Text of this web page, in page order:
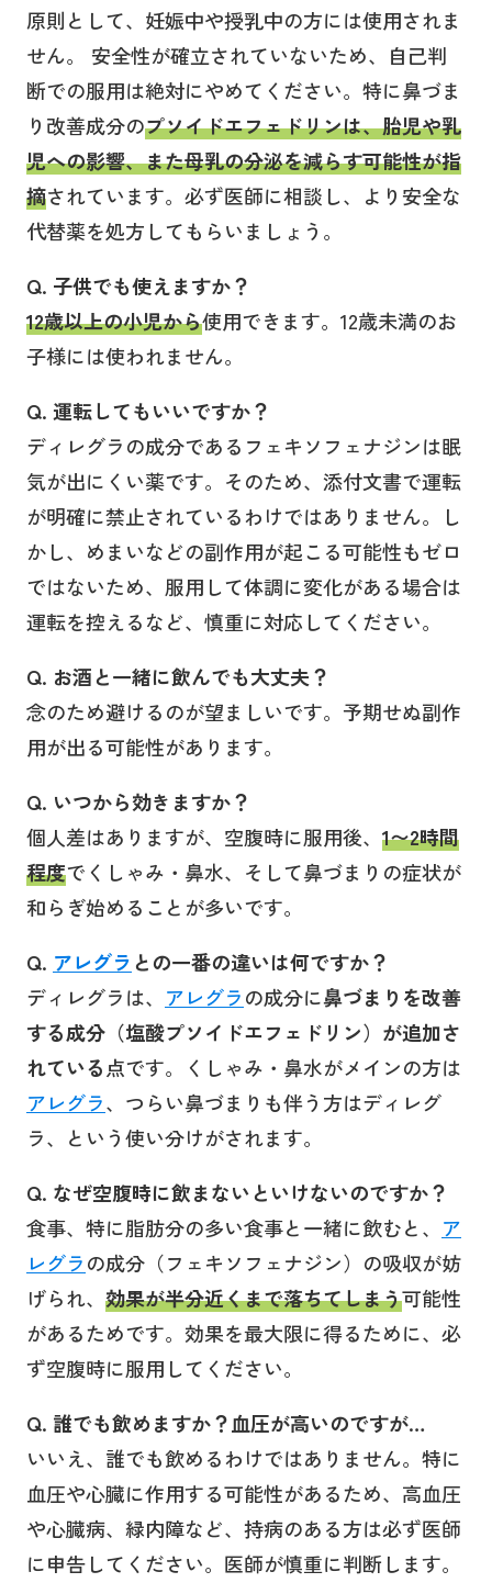
原則として、妊娠中や授乳中の方には使用されま
せん。 安全性が確立されていないため、自己判
断での服用は絶対にやめてください。特に鼻づま
り改善成分のプソイドエフェドリンは、胎児や乳
児への影響、また母乳の分泌を減らす可能性が指
摘されています。必ず医師に相談し、より安全な
代替薬を処方してもらいましょう。
Q. 子供でも使えますか？
12歳以上の小児から使用できます。12歳未満のお
子様には使われません。
Q. 運転してもいいですか？
ディレグラの成分であるフェキソフェナジンは眠
気が出にくい薬です。そのため、添付文書で運転
が明確に禁止されているわけではありません。し
かし、めまいなどの副作用が起こる可能性もゼロ
ではないため、服用して体調に変化がある場合は
運転を控えるなど、慎重に対応してください。
Q. お酒と一緒に飲んでも大丈夫？
念のため避けるのが望ましいです。予期せぬ副作
用が出る可能性があります。
Q. いつから効きますか？
個人差はありますが、空腹時に服用後、 1〜2時間
程度でくしゃみ・鼻水、そして鼻づまりの症状が
和らぎ始めることが多いです。
Q. アレグラとの一番の違いは何ですか？
ディレグラは、 アレグラの成分に鼻づまりを改善
する成分（塩酸プソイドエフェドリン）が追加さ
れている点です。くしゃみ・鼻水がメインの方は
アレグラ、つらい鼻づまりも伴う方はディレグ
ラ、という使い分けがされます。
Q. なぜ空腹時に飲まないといけないのですか？
食事、特に脂肪分の多い食事と一緒に飲むと、 ア
レグラの成分（フェキソフェナジン）の吸収が妨
げられ、 効果が半分近くまで落ちてしまう可能性
があるためです。効果を最大限に得るために、必
ず空腹時に服用してください。
Q. 誰でも飲めますか？血圧が高いのですが…
いいえ、誰でも飲めるわけではありません。特に
血圧や心臓に作用する可能性があるため、高血圧
や心臓病、緑内障など、持病のある方は必ず医師
に申告してください。医師が慎重に判断します。